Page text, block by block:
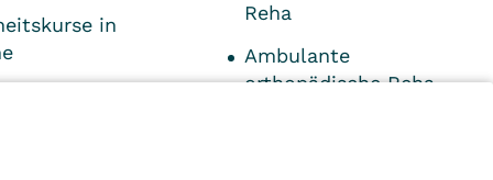
in
Reha
Ambulante
orthopädische Reha